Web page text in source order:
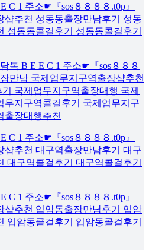
C 1 주소☛『sos８８８８.t0p』
샵추천 성동동출장만남후기 성동
성동동콜걸후기 성동동콜걸후기
톡 B E E C 1 주소☛『sos８８８
만남 국제업무지구역출장샵추천
국제업무지구역출장대행 국제
무지구역콜걸후기 국제업무지구
출장대행추천
C 1 주소☛『sos８８８８.t0p』
샵추천 대구역출장만남후기 대구
대구역콜걸후기 대구역콜걸후기
C 1 주소☛『sos８８８８.t0p』
샵추천 입암동출장만남후기 입암
입암동콜걸후기 입암동콜걸후기